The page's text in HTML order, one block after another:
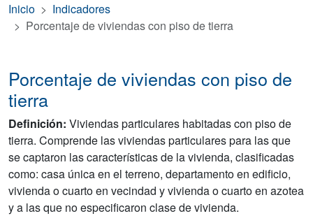
Inicio
Indicadores
Porcentaje de viviendas con piso de tierra
Porcentaje de viviendas con piso de
tierra
Definición: Viviendas particulares habitadas con piso de
tierra. Comprende las viviendas particulares para las que
se captaron las características de la vivienda, clasificadas
como: casa única en el terreno, departamento en edificio,
vivienda o cuarto en vecindad y vivienda o cuarto en azotea
y a las que no especificaron clase de vivienda.